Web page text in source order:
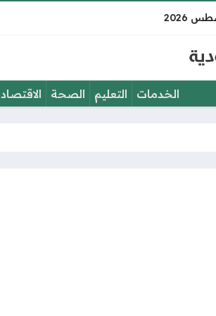
الخدمات التعليم الصحة الاقتصاد